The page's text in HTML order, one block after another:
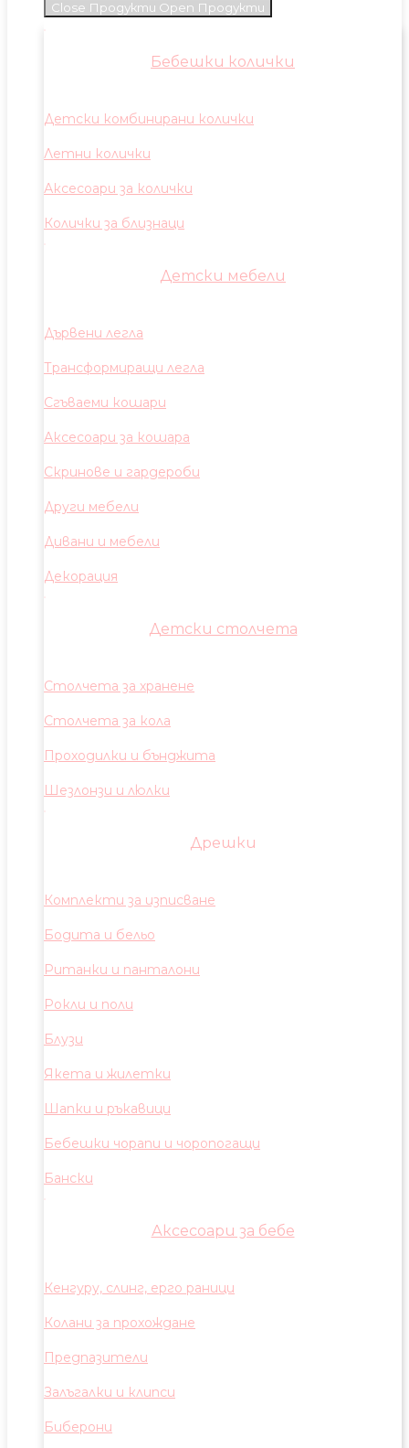
Close Продукти Open Продукти
Бебешки колички
Детски комбинирани колички
Летни колички
Аксесоари за колички
Колички за близнаци
Детски мебели
Дървени легла
Трансформиращи легла
Сгъваеми кошари
Аксесоари за кошара
Скринове и гардероби
Други мебели
Дивани и мебели
Декорация
Детски столчета
Столчета за хранене
Столчета за кола
Проходилки и бънджита
Шезлонзи и люлки
Дрешки
Комплекти за изписване
Бодита и бельо
Ританки и панталони
Рокли и поли
Блузи
Якета и жилетки
Шапки и ръкавици
Бебешки чорапи и чоропогащи
Бански
Аксесоари за бебе
Кенгуру, слинг, ерго раници
Колани за прохождане
Предпазители
Залъгалки и клипси
Биберони